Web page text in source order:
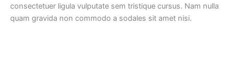
consectetuer ligula vulputate sem tristique cursus. Nam nulla
quam gravida non commodo a sodales sit amet nisi.